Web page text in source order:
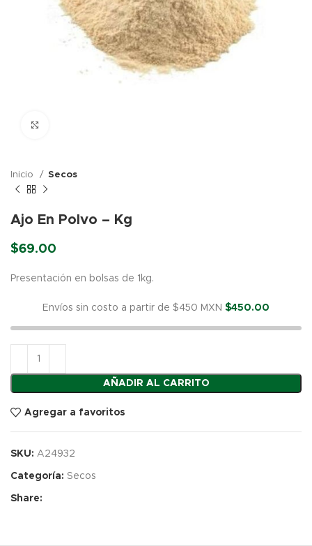
Inicio Secos
Ajo En Polvo – Kg
$69.00
Presentación en bolsas de 1kg.
AÑADIR AL CARRITO
Envíos sin costo a partir de $450 MXN $450.00
Agregar a favoritos
SKU: A24932
Categoría: Secos
Share: